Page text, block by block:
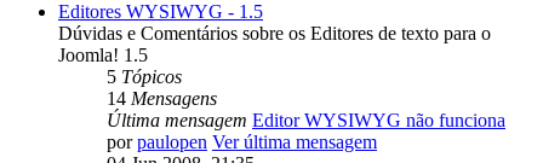
Editores WYSIWYG - 1.5
Dúvidas e Comentários sobre os Editores de texto para o
Joomla! 1.5
5 Tópicos
14 Mensagens
Última mensagem Editor WYSIWYG não funciona
porpaulopen Ver última mensagem